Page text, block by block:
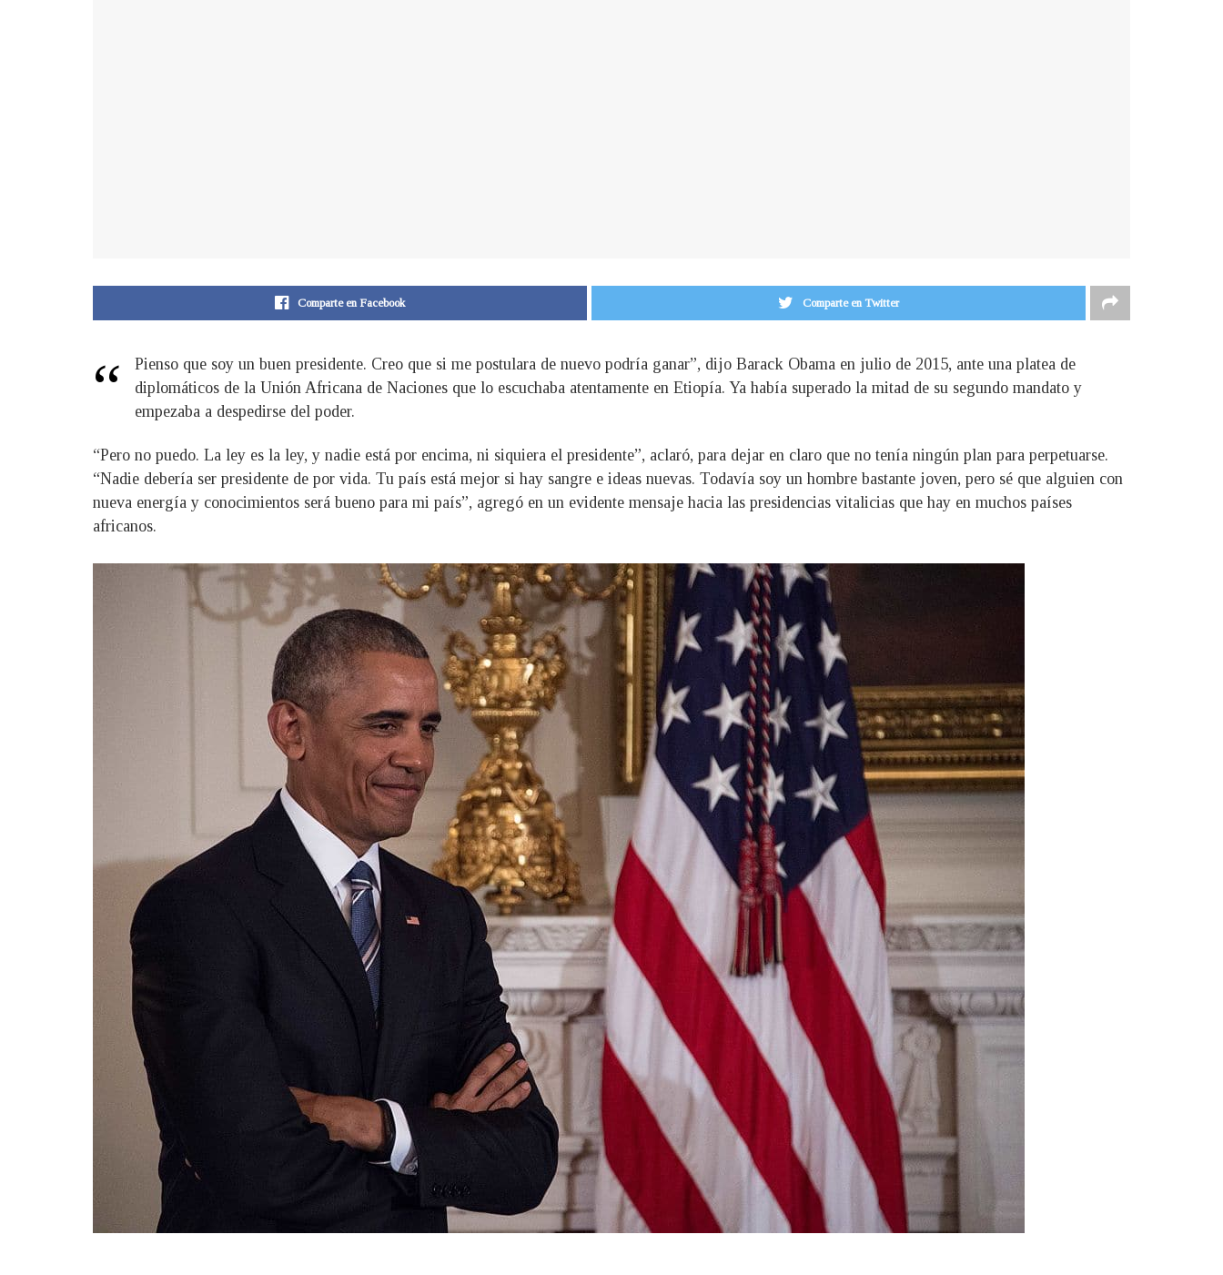
Comparte en Facebook Comparte en Twitter
“
Pienso que soy un buen presidente. Creo que si me postulara de nuevo podría ganar”, dijo Barack Obama en julio de 2015, ante una platea de
diplomáticos de la Unión Africana de Naciones que lo escuchaba atentamente en Etiopía. Ya había superado la mitad de su segundo mandato y
empezaba a despedirse del poder.
“Pero no puedo. La ley es la ley, y nadie está por encima, ni siquiera el presidente”, aclaró, para dejar en claro que no tenía ningún plan para perpetuarse.
“Nadie debería ser presidente de por vida. Tu país está mejor si hay sangre e ideas nuevas. Todavía soy un hombre bastante joven, pero sé que alguien con
nueva energía y conocimientos será bueno para mi país”, agregó en un evidente mensaje hacia las presidencias vitalicias que hay en muchos países
africanos.